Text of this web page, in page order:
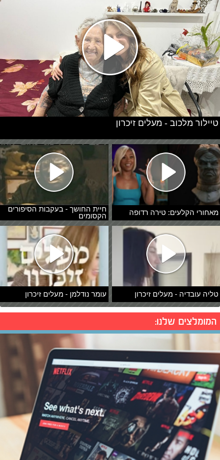
מאחורי הקלעים: טירה רדופה
חיית החושך - בעקבות הסיפורים
הקסומים
טליה עובדיה - מעלים זיכרון עומר נודלמן - מעלים זיכרון
טיילור מלכוב - מעלים זיכרון
המומלצים שלנו: